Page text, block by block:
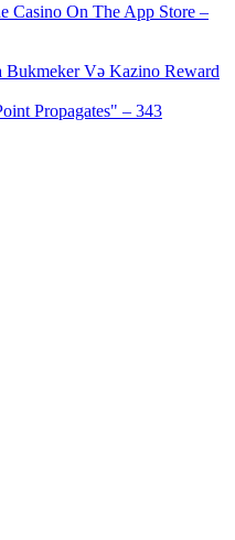
Casino On The App Store –
Bukmeker Və Kazino Reward
Propagates" – 343